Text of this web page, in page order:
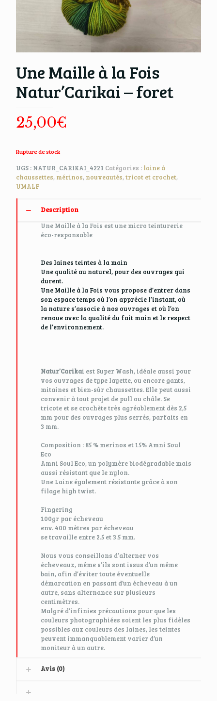
Une Maille à la Fois
Natur’Carikai – foret
25,00€
Rupture de stock
UGS : NATUR_CARIKAI_4223 Catégories : laine à
chaussettes, mérinos, nouveautés,tricot et crochet,
UMALF
Description
Une Maille à la Fois est une micro teinturerie
éco-responsable
Des laines teintes à la main
Une qualité au naturel, pour des ouvrages qui
durent.
Une Maille à la Fois vous propose d’entrer dans
son espace temps où l’on apprécie l’instant, où
la nature s’associe à nos ouvrages et où l’on
renoue avec la qualité du fait main et le respect
de l’environnement.
Natur’Carikai est Super Wash, idéale aussi pour
vos ouvrages de type layette, ou encore gants,
mitaines et bien-sûr chaussettes. Elle peut aussi
convenir à tout projet de pull ou châle. Se
tricote et se crochète très agréablement dès 2,5
mm pour des ouvrages plus serrés, parfaits en
3 mm.
Composition : 85 % merinos et 15% Amni Soul
Eco
Amni Soul Eco, un polymère biodégradable mais
aussi résistant que le nylon.
Une Laine également résistante grâce à son
filage high twist.
Fingering
100gr par écheveau
env. 400 mètres par écheveau
se travaille entre 2.5 et 3.5 mm.
Nous vous conseillons d’alterner vos
écheveaux, même s’ils sont issus d’un même
bain, afin d’éviter toute éventuelle
démarcation en passant d’un écheveau à un
autre, sans alternance sur plusieurs
centimètres.
Malgré d’infinies précautions pour que les
couleurs photographiées soient les plus fidèles
possibles aux couleurs des laines, les teintes
peuvent immanquablement varier d’un
moniteur à un autre.
Avis (0)